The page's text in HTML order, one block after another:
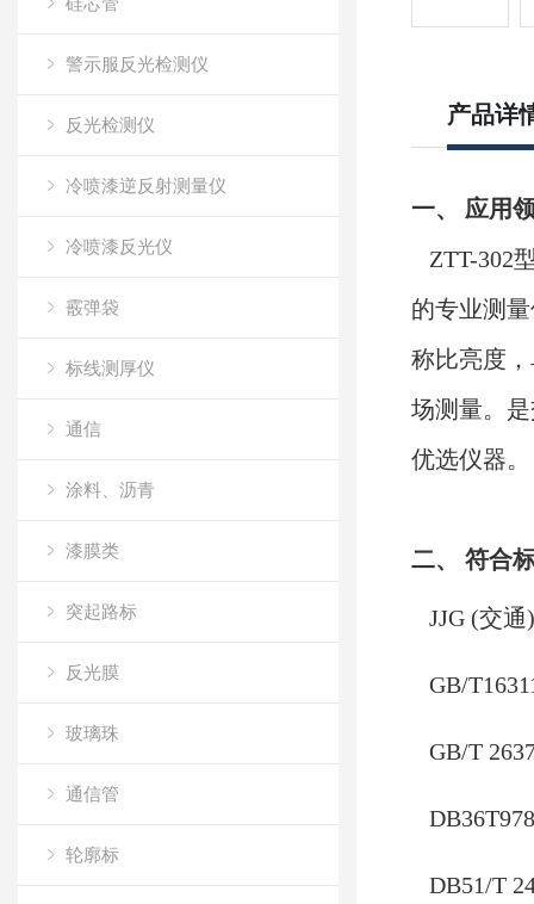
警示服反光检测仪
反光检测仪
冷喷漆逆反射测量仪
冷喷漆反光仪
霰弹袋
标线测厚仪
通信
涂料、沥青
漆膜类
突起路标
反光膜
玻璃珠
通信管
轮廓标
产品详
一、 应用
ZTT-302
的专业测
称比亮度
场测量。
优选仪器。
二、 符合
JJG (交通
GB/
GB/T
DB51/T